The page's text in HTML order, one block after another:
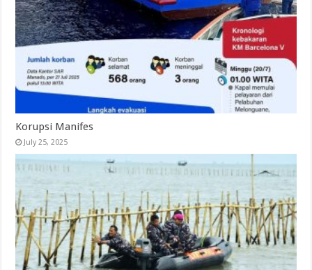
Korupsi Manifes
July 25, 2025